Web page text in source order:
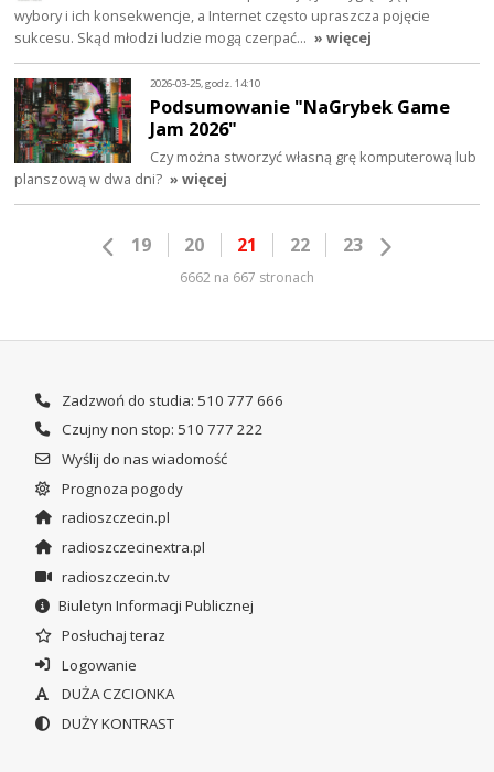
wybory i ich konsekwencje, a Internet często upraszcza pojęcie
sukcesu. Skąd młodzi ludzie mogą czerpać… » więcej
2026-03-25, godz. 14:10
Podsumowanie "NaGrybek Game
Jam 2026"
Czy można stworzyć własną grę komputerową lub
planszową w dwa dni? » więcej
19 20 21 22 23
6662 na 667 stronach
Zadzwoń do studia: 510 777 666
Czujny non stop: 510 777 222
Wyślij do nas wiadomość
Prognoza pogody
radioszczecin.pl
radioszczecinextra.pl
radioszczecin.tv
Biuletyn Informacji Publicznej
Posłuchaj teraz
Logowanie
DUŻA CZCIONKA
DUŻY KONTRAST